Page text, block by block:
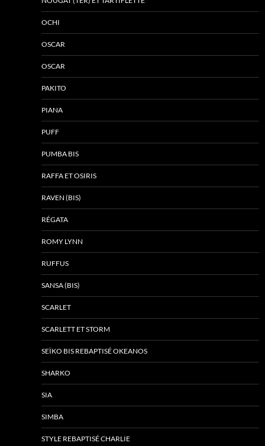
OCHI
OSCAR
OSCAR
PAKITO
PIANA
PUFF
PUMBA BIS
RAFFA ET OSIRIS
RAVEN (BIS)
RÉGATA
ROMY LYNN
RUFFUS
SANSA (BIS)
SCARLET
SCARLETT ET STORM
SEÏKO BIS REBAPTISÉ OKEANOS
SHARKO
SIA
SIMBA
STYLE REBAPTISÉ CHARLIE